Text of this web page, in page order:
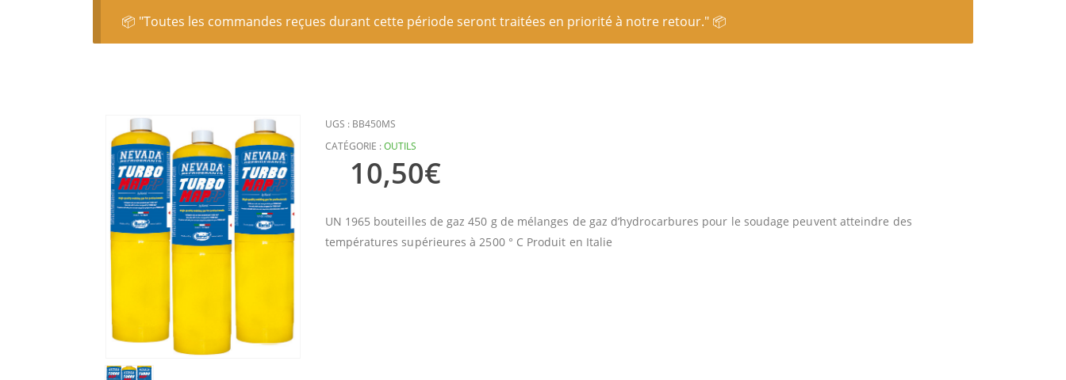
📦 "Toutes les commandes reçues durant cette période seront traitées en priorité à notre retour." 📦
UGS : BB450MS
CATÉGORIE :OUTILS
10,50€
UN 1965 bouteilles de gaz 450 g de mélanges de gaz d’hydrocarbures pour le soudage peuvent atteindre des
températures supérieures à 2500 ° C Produit en Italie